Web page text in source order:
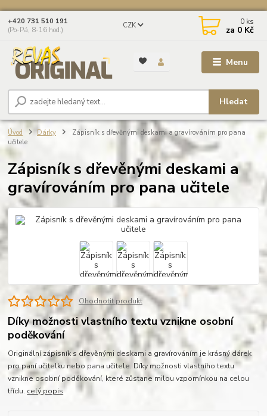
Menu
CZK
Hledat
+420 731 510 191
(Po-Pá, 8-16 hod.)
0 ks
za 0 Kč
Úvod Dárky
Zápisník s dřevěnými deskami a gravírováním pro pana
učitele
Zápisník s dřevěnými deskami a
gravírováním pro pana učitele
Ohodnotit produkt
Díky možnosti vlastního textu vznikne osobní
poděkování
Originální zápisník s dřevěnými deskami a gravírováním je krásný dárek
pro paní učitelku nebo pana učitele. Díky možnosti vlastního textu
vznikne osobní poděkování, které zůstane milou vzpomínkou na celou
třídu. celý popis